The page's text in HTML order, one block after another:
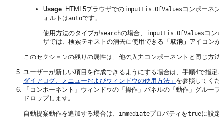
Usage: HTML5ブラウザでのinputListOfValues コンポーネ
ォルトはautoです。
使用方法のタイプがsearchの場合、 inputListOfValues コ
ザでは、検索テキストの消去に使用できる 「取消」 アイコン
このセクションの残りの属性は、他の入力コンポーネントと同じ方
ユーザーが新しい項目を作成できるようにする場合は、手順4で指
ダイアログ、メニューおよびウィンドウの使用方法」 を参照してく
「コンポーネント」ウィンドウの「操作」パネルの「動作」グルー
ドロップします。
自動提案動作を追加する場合は、 immediateプロパティをtrueに設